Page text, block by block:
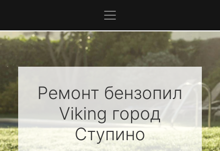
Ремонт бензопил
Viking город
Ступино